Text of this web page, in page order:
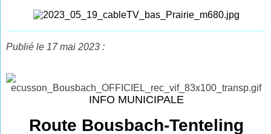
Publié le 17 mai 2023 :
INFO MUNICIPALE
Route Bousbach-Tenteling